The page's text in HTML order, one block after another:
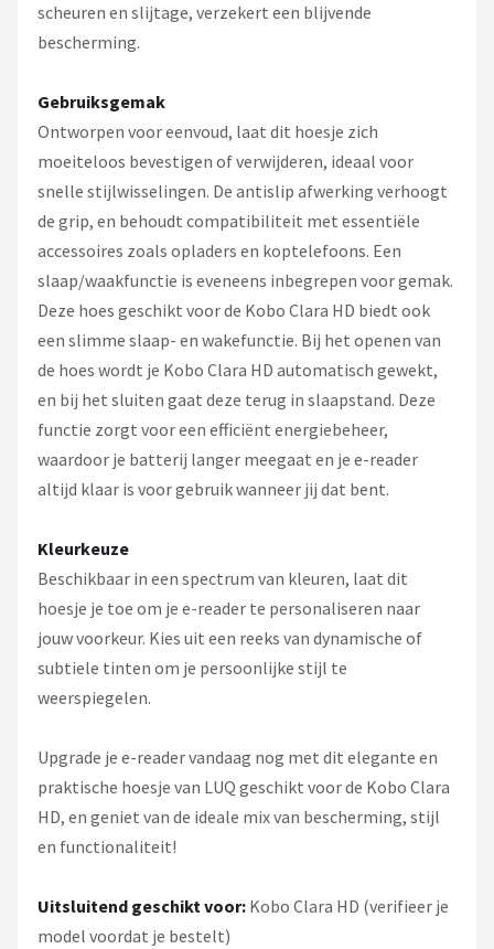
scheuren en slijtage, verzekert een blijvende
bescherming.
Gebruiksgemak
Ontworpen voor eenvoud, laat dit hoesje zich
moeiteloos bevestigen of verwijderen, ideaal voor
snelle stijlwisselingen. De antislip afwerking verhoogt
de grip, en behoudt compatibiliteit met essentiële
accessoires zoals opladers en koptelefoons. Een
slaap/waakfunctie is eveneens inbegrepen voor gemak.
Deze hoes geschikt voor de Kobo Clara HD biedt ook
een slimme slaap- en wakefunctie. Bij het openen van
de hoes wordt je Kobo Clara HD automatisch gewekt,
en bij het sluiten gaat deze terug in slaapstand. Deze
functie zorgt voor een efficiënt energiebeheer,
waardoor je batterij langer meegaat en je e-reader
altijd klaar is voor gebruik wanneer jij dat bent.
Kleurkeuze
Beschikbaar in een spectrum van kleuren, laat dit
hoesje je toe om je e-reader te personaliseren naar
jouw voorkeur. Kies uit een reeks van dynamische of
subtiele tinten om je persoonlijke stijl te
weerspiegelen.
Upgrade je e-reader vandaag nog met dit elegante en
praktische hoesje van LUQ geschikt voor de Kobo Clara
HD, en geniet van de ideale mix van bescherming, stijl
en functionaliteit!
Uitsluitend geschikt voor: Kobo Clara HD (verifieer je
model voordat je bestelt)